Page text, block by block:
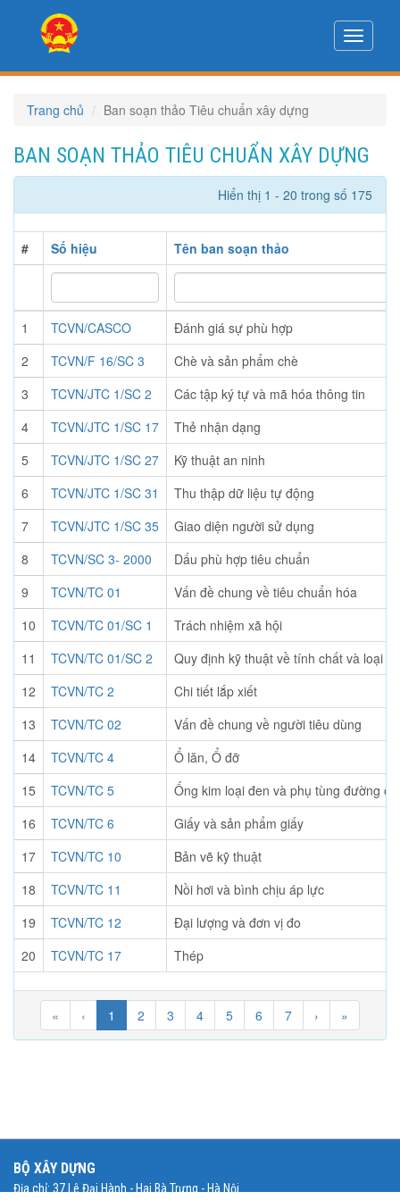
Toggle
Trang chủ Ban soạn thảo Tiêu chuẩn xây dựng
BAN SOẠN THẢO TIÊU CHUẨN XÂY DỰNG
Hiển thị 1 - 20 trong số 175
# Số hiệu Tên ban soạn thảo
1 TCVN/CASCO
Đánh giá sự phù hợp
2
TCVN/F 16/SC 3
Chè và sản phẩm chè
3
TCVN/JTC 1/SC 2
Các tập ký tự và mã hóa thông tin
4
TCVN/JTC 1/SC 17
Thẻ nhận dạng
5
TCVN/JTC 1/SC 27
Kỹ thuật an ninh
6
TCVN/JTC 1/SC 31
Thu thập dữ liệu tự động
7
TCVN/JTC 1/SC 35
Giao diện người sử dụng
8
TCVN/SC 3- 2000
Dấu phù hợp tiêu chuẩn
9
TCVN/TC 01
Vấn đề chung về tiêu chuẩn hóa
10
TCVN/TC 01/SC 1
Trách nhiệm xã hội
11
TCVN/TC 01/SC 2
Quy định kỹ thuật về tính chất và loại
12
TCVN/TC 2
Chi tiết lắp xiết
13
TCVN/TC 02
Vấn đề chung về người tiêu dùng
14
TCVN/TC 4
Ổ lăn, Ổ đỡ
15
TCVN/TC 5
Ống kim loại đen và phụ tùng đường
16
TCVN/TC 6
Giấy và sản phẩm giấy
17
TCVN/TC 10
Bản vẽ kỹ thuật
18
TCVN/TC 11
Nồi hơi và bình chịu áp lực
19
TCVN/TC 12
Đại lượng và đơn vị đo
20
TCVN/TC 17 Thép
« ‹ 1 2 3 4 5 6 7 › »
BỘ XÂY DỰNG
Địa chỉ: 37 Lê Đại Hành - Hai Bà Trưng - Hà Nội